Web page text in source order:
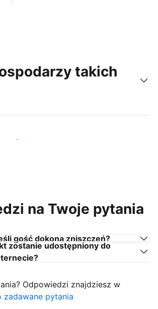
gości już dziś
takich
takich jak Ty
na Twoje pytania
gość dokona zniszczeń?
zostanie udostępniony do
Odpowiedzi znajdziesz w
zadawane pytania